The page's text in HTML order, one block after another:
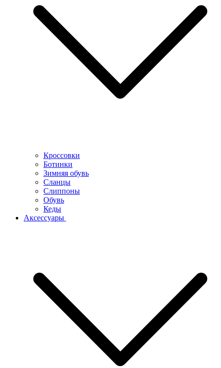
Кроссовки
Ботинки
Зимняя обувь
Сланцы
Слиппоны
Обувь
Кеды
Аксессуары